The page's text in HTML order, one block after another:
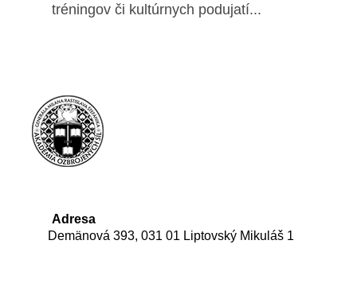
tréningov či kultúrnych podujatí...
Adresa
Demänová 393, 031 01 Liptovský Mikuláš 1